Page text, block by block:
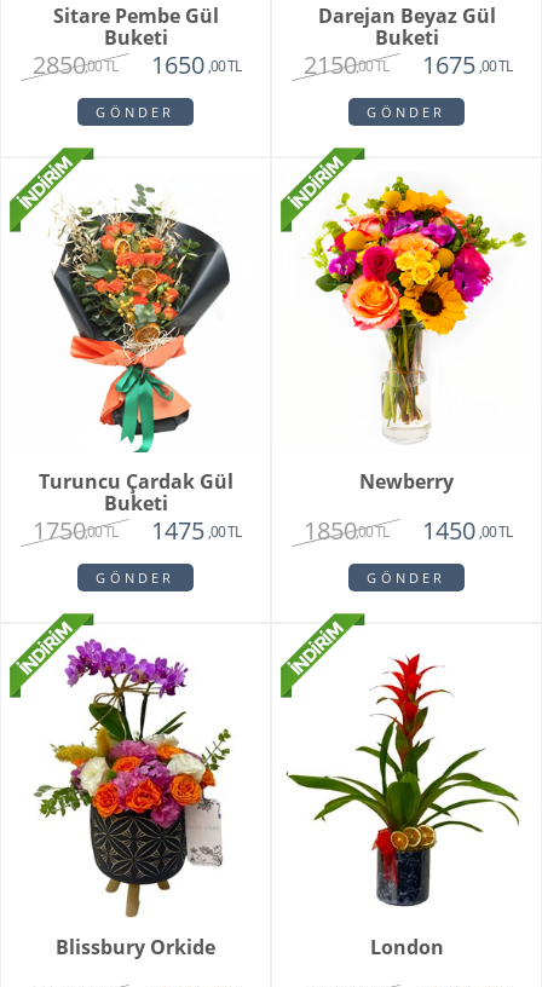
Sitare Pembe Gül
Buketi
2850,00 TL 1650 ,00 TL
GÖNDER
Darejan Beyaz Gül
Buketi
2150,00 TL 1675 ,00 TL
GÖNDER
Turuncu Çardak Gül
Buketi
1750,00 TL 1475 ,00 TL
GÖNDER
Newberry
1850,00 TL 1450 ,00 TL
GÖNDER
Blissbury Orkide London